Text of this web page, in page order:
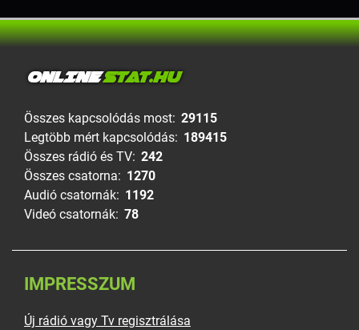
ONLINESTAT.HU
Összes kapcsolódás most: 29115
Legtöbb mért kapcsolódás: 189415
Összes rádió és TV: 242
Összes csatorna: 1270
Audió csatornák: 1192
Videó csatornák: 78
IMPRESSZUM
Új rádió vagy Tv regisztrálása